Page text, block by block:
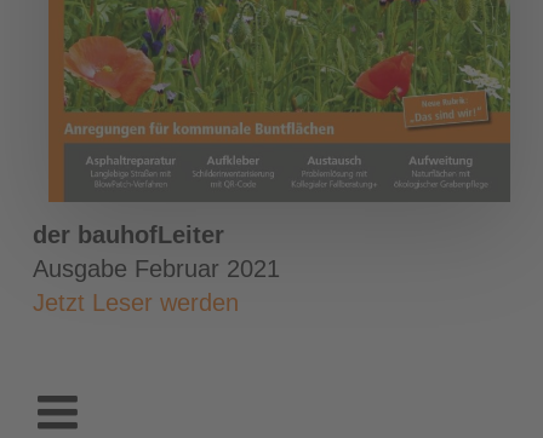
der bauhofLeiter
Ausgabe Februar 2021
Jetzt Leser werden